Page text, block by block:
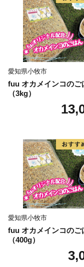
愛知県小牧市
fuu オカメインコのご
（3kg）
愛知県小牧市
fuu オカメインコのご
（400g）